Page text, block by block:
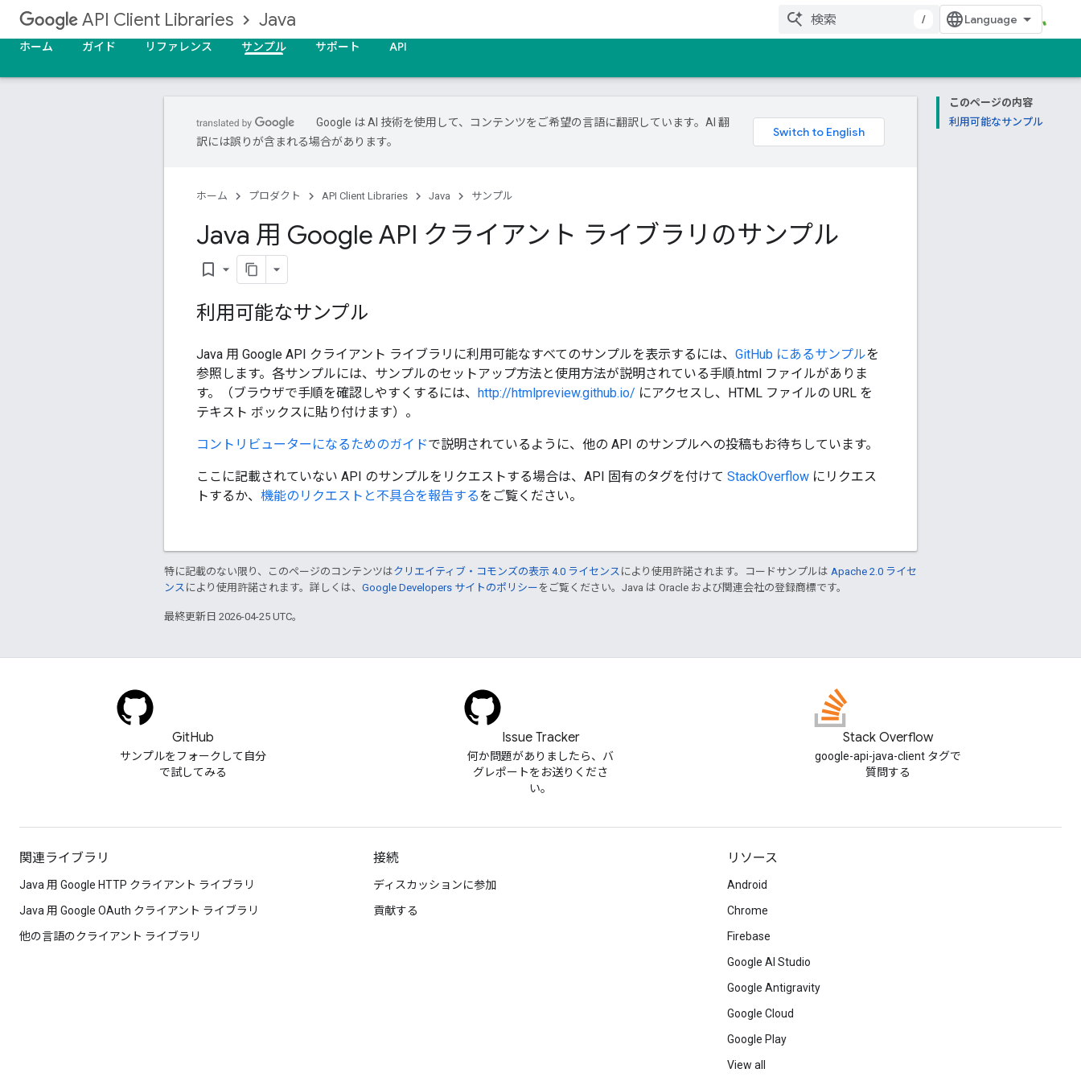
API Client Libraries Java
/
ホーム
ガイド リファレンス サンプル サポート API
このページの内容
利用可能なサンプル
Google は AI 技術を使用して、コンテンツをご希望の言語に翻訳しています。AI 翻
訳には誤りが含まれる場合があります。
ホーム プロダクト API Client Libraries Java サンプル
Java 用 Google API クライアント ライブラリのサンプル
bookmark_border
利用可能なサンプル
Java 用 Google API クライアント ライブラリに利用可能なすべてのサンプルを表示するには、 GitHub にあるサンプルを
参照します。各サンプルには、サンプルのセットアップ方法と使用方法が説明されている手順.html ファイルがありま
す。（ブラウザで手順を確認しやすくするには、 http://htmlpreview.github.io/ にアクセスし、HTML ファイルの URL を
テキスト ボックスに貼り付けます）。
コントリビューターになるためのガイドで説明されているように、他の API のサンプルへの投稿もお待ちしています。
ここに記載されていない API のサンプルをリクエストする場合は、API 固有のタグを付けて StackOverflow にリクエス
トするか、 機能のリクエストと不具合を報告するをご覧ください。
特に記載のない限り、このページのコンテンツはクリエイティブ・コモンズの表示 4.0 ライセンス により使用許諾されます。コードサンプルは Apache 2.0 ライセ
ンス により使用許諾されます。詳しくは、 Google Developers サイトのポリシー をご覧ください。Java は Oracle および関連会社の登録商標です。
最終更新日 2026-04-25 UTC。
GitHub
サンプルをフォークして自分
で試してみる
Issue Tracker
何か問題がありましたら、バ
グレポートをお送りくださ
い。
Stack Overflow
google-api-java-client タグで
質問する
関連ライブラリ
Java 用 Google HTTP クライアント ライブラリ
Java 用 Google OAuth クライアント ライブラリ
他の言語のクライアント ライブラリ
接続
ディスカッションに参加
貢献する
リソース
Android
Chrome
Firebase
Google AI Studio
Google Antigravity
Google Cloud
Google Play
View all